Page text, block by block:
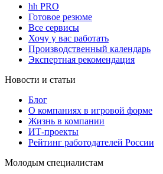
hh PRO
Готовое резюме
Все сервисы
Хочу у вас работать
Производственный календарь
Экспертная рекомендация
Новости и статьи
Блог
О компаниях в игровой форме
Жизнь в компании
ИТ-проекты
Рейтинг работодателей России
Молодым специалистам